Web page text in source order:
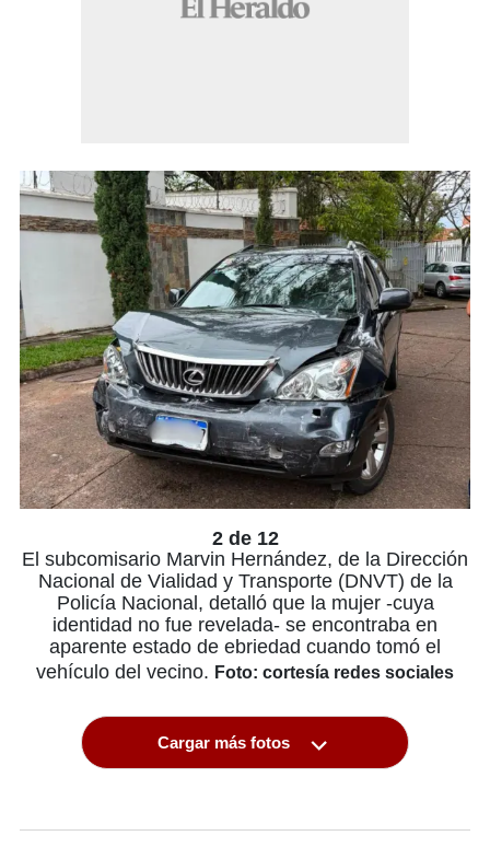
2 de 12
El subcomisario Marvin Hernández, de la Dirección
Nacional de Vialidad y Transporte (DNVT) de la
Policía Nacional, detalló que la mujer -cuya
identidad no fue revelada- se encontraba en
aparente estado de ebriedad cuando tomó el
vehículo del vecino. Foto: cortesía redes sociales
Cargar más fotos